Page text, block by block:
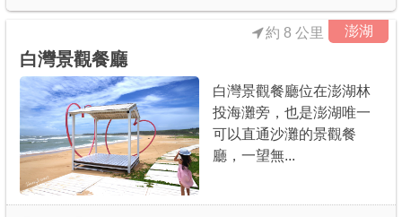
澎湖
白灣景觀餐廳
約 8 公里
白灣景觀餐廳位在澎湖林
投海灘旁，也是澎湖唯一
可以直通沙灘的景觀餐
廳，一望無...